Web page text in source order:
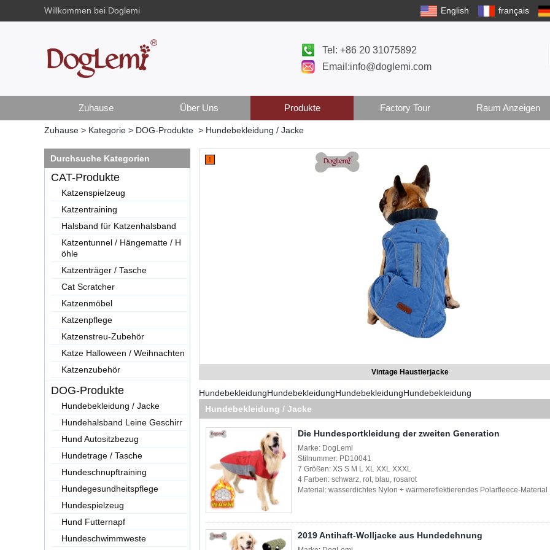
Willkommen bei Doglemi English français
Tel: +86 20 31075892
Email:info@doglemi.com
Zuhause Über Uns Produkte Factory Tour Raum Anzeigen
Zuhause > Kategorie > DOG-Produkte > Hundebekleidung / Jacke
Durchsuche Kategorien
CAT-Produkte
Katzenspielzeug
Katzentraining
Halsband für Katzenhalsband
Katzentunnel / Hängematte / H
öhle
Katzenträger / Tasche
Cat Scratcher
Katzenmöbel
Katzenpflege
Katzenstreu-Zubehör
Katze Halloween / Weihnachten
Katzenzubehör
DOG-Produkte
Hundebekleidung / Jacke
Hundehalsband Leine Geschirr
Hund Autositzbezug
Hundetrage / Tasche
Hundeschnupftraining
Hundegesundheitspflege
Hundespielzeug
Hund Futternapf
Hundeschwimmweste
1
Vintage Haustierjacke
HundebekleidungHundebekleidungHundebekleidungHundebekleidung
Hundebekleidung / Jacke
Die Hundesportkleidung der zweiten Generation
Marke: DogLemi
Stilnummer: PD10041
7 Größen: XS S M L XL XXL XXXL
4 Farben: schwarz, rot, blau, rosarot
Material: wasserdichtes Nylon + wärmereflektierendes Polarfleece-Material
2019 Antihaft-Wolljacke aus Hundedehnung